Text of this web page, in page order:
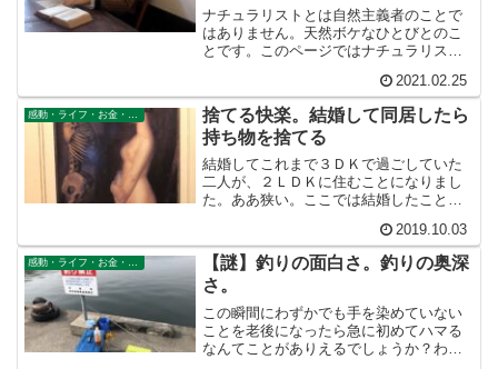
る
ナチュラリストとは自然主義者のことで
はありません。天然ボケなひとびとのこ
とです。このページではナチュラリスト
2021.02.25
捨てる快楽。結婚して同居したら
持ち物を捨てる
結婚してこれまで３ＤＫで過ごしていた
二人が、２ＬＤＫに住むことになりまし
た。ああ狭い。ここでは結婚したこと
の重複問題、狭い新居への対処について
述べています。独身時代が長かった二人
の持ち物は何もかも重複して...
2019.10.03
感動・ライフ・お金・仕事
【謎】釣りの面白さ。釣りの奥深
さ。
この瞬間にわずかでも手を染めていない
ことを老後になったら急に初めてハマる
なんてことがありえるでしょうか？わた